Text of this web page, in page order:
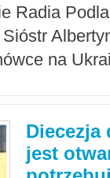
Radia
na
Diecezja
jest